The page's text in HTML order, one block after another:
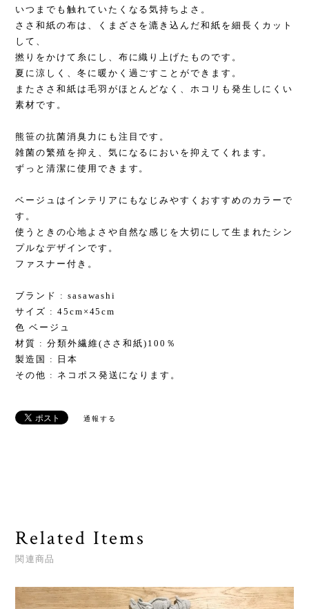
いつまでも触れていたくなる気持ちよさ。
ささ和紙の布は、くまざさを漉き込んだ和紙を細長くカット
して、
撚りをかけて糸にし、布に織り上げたものです。
夏に涼しく、冬に暖かく過ごすことができます。
またささ和紙は毛羽がほとんどなく、ホコリも発生しにくい
素材です。
熊笹の抗菌消臭力にも注目です。
雑菌の繁殖を抑え、気になるにおいを抑えてくれます。
ずっと清潔に使用できます。
ベージュはインテリアにもなじみやすくおすすめのカラーで
す。
使うときの心地よさや自然な感じを大切にして生まれたシン
プルなデザインです。
ファスナー付き。
ブランド : sasawashi
サイズ : 45cm×45cm
色 ベージュ
材質 : 分類外繊維(ささ和紙)100％
製造国 : 日本
その他 : ネコポス発送になります。
通報する
Related Items
関連商品